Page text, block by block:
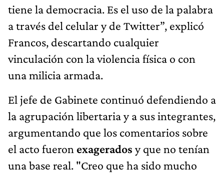
tiene la democracia. Es el uso de la palabra
a través del celular y de Twitter”, explicó
Francos, descartando cualquier
vinculación con la violencia física o con
una milicia armada.
El jefe de Gabinete continuó defendiendo a
la agrupación libertaria y a sus integrantes,
argumentando que los comentarios sobre
el acto fueron exagerados y que no tenían
una base real. "Creo que ha sido mucho